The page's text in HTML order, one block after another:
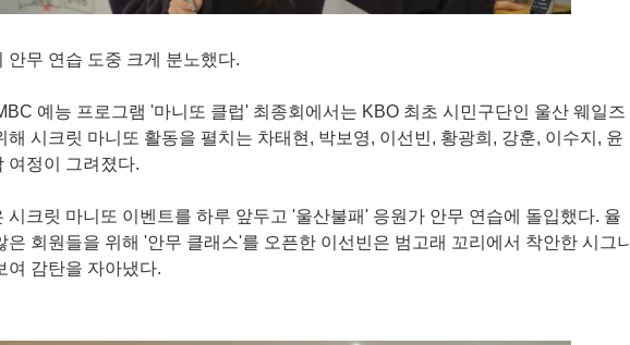
안무 연습 도중 크게 분노했다.
예능 프로그램 '마니또 클럽' 최종회에서는 KBO 최초 시민구단인 울산 웨일즈
해 시크릿 마니또 활동을 펼치는 차태현, 박보영, 이선빈, 황광희, 강훈, 이수지, 윤
여정이 그려졌다.
시크릿 마니또 이벤트를 하루 앞두고 '울산불패' 응원가 안무 연습에 돌입했다. 율
은 회원들을 위해 '안무 클래스'를 오픈한 이선빈은 범고래 꼬리에서 착안한 시그니
여 감탄을 자아냈다.